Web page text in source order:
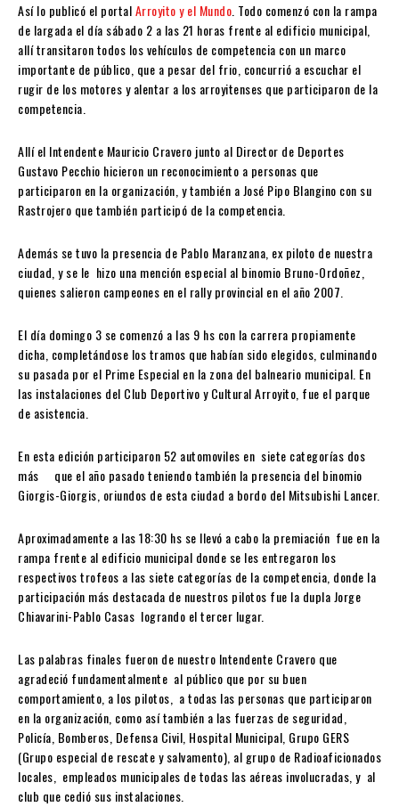
Así lo publicó el portalArroyito y el Mundo. Todo comenzó con la rampa
de largada el día sábado 2 a las 21 horas frente al edificio municipal,
allí transitaron todos los vehículos de competencia con un marco
importante de público, que a pesar del frio, concurrió a escuchar el
rugir de los motores y alentar a los arroyitenses que participaron de la
competencia.
Allí el Intendente Mauricio Cravero junto al Director de Deportes
Gustavo Pecchio hicieron un reconocimiento a personas que
participaron en la organización, y también a José Pipo Blangino con su
Rastrojero que también participó de la competencia.
Además se tuvo la presencia de Pablo Maranzana, ex piloto de nuestra
ciudad, y se le hizo una mención especial al binomio Bruno-Ordoñez,
quienes salieron campeones en el rally provincial en el año 2007.
El día domingo 3 se comenzó a las 9 hs con la carrera propiamente
dicha, completándose los tramos que habían sido elegidos, culminando
su pasada por el Prime Especial en la zona del balneario municipal. En
las instalaciones del Club Deportivo y Cultural Arroyito, fue el parque
de asistencia.
En esta edición participaron 52 automoviles en siete categorías dos
más que el año pasado teniendo también la presencia del binomio
Giorgis-Giorgis, oriundos de esta ciudad a bordo del Mitsubishi Lancer.
Aproximadamente a las 18:30 hs se llevó a cabo la premiación fue en la
rampa frente al edificio municipal donde se les entregaron los
respectivos trofeos a las siete categorías de la competencia, donde la
participación más destacada de nuestros pilotos fue la dupla Jorge
Chiavarini-Pablo Casas logrando el tercer lugar.
Las palabras finales fueron de nuestro Intendente Cravero que
agradeció fundamentalmente al público que por su buen
comportamiento, a los pilotos, a todas las personas que participaron
en la organización, como así también a las fuerzas de seguridad,
Policía, Bomberos, Defensa Civil, Hospital Municipal, Grupo GERS
(Grupo especial de rescate y salvamento), al grupo de Radioaficionados
locales, empleados municipales de todas las aéreas involucradas, y al
club que cedió sus instalaciones.